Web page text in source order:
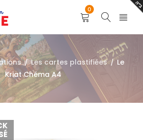
0
/ Les cartes plastifiées / Le
Kriat Chéma A4